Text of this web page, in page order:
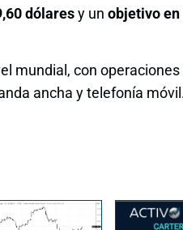
dólaresy un objetivo en
mundial, con operaciones
ancha y telefonía